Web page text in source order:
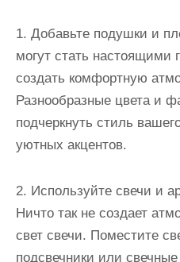
1. Добавьте подушки и
могут стать настоящими
создать комфортную
Разнообразные цвета и
подчеркнуть стиль
уютных акцентов.
2. Используйте свечи и
Ничто так не создает
свет свечи. Поместите
подсвечники или